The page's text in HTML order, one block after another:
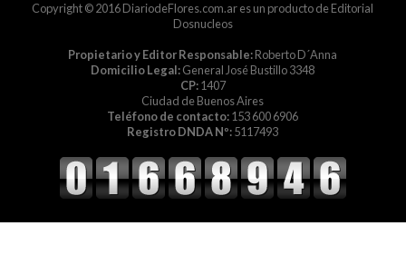
Copyright © 2016 DiariodeFlores.com.ar es un producto de Editorial
Dosnucleos
Propietario y Editor Responsable:Roberto D´Anna
Domicilio Legal:General José Bustillo 3348
CP:1407
Ciudad de Buenos Aires
Teléfono de contacto:153 600 6906
Registro DNDA Nº:5117493